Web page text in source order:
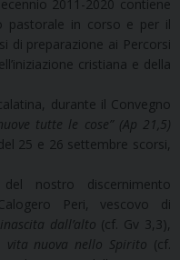
2011-2020 contiene
pastorale in corso e per il
di preparazione ai Percorsi
cristiana e della
durante il Convegno
tutte le cose” (Ap 21,5)
25 e 26 settembre scorsi,
nostro discernimento
Peri, vescovo di
dall’alto (cf. Gv 3,3),
vita nuova nello Spirito (cf.